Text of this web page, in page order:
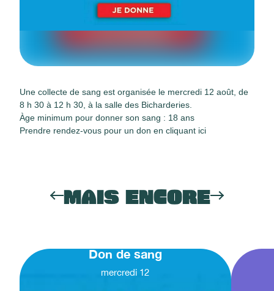
Une collecte de sang est organisée le mercredi 12 août, de
8 h 30 à 12 h 30, à la salle des Bicharderies.
Àge minimum pour donner son sang : 18 ans
Prendre rendez-vous pour un don en cliquant ici
MAIS ENCORE
Don de sang
mercredi 12